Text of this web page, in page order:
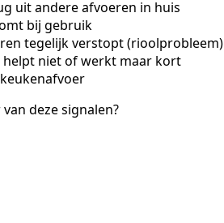
uit andere afvoeren in huis
bij gebruik
tegelijk verstopt (rioolprobleem)
niet of werkt maar kort
deze signalen?